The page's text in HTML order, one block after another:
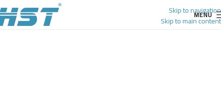
Skip to navigation
Skip to main content
MENU